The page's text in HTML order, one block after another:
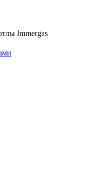
Immergas